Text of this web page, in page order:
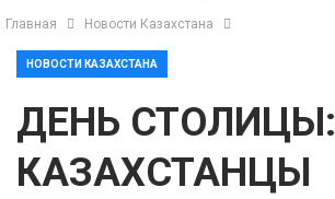
Главная Новости Казахстана
НОВОСТИ КАЗАХСТАНА
ДЕНЬ СТОЛИЦЫ:
КАЗАХСТАНЦЫ